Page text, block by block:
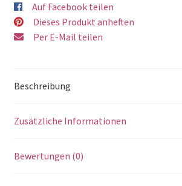
Auf Facebook teilen
Dieses Produkt anheften
Per E-Mail teilen
Beschreibung
Zusätzliche Informationen
Bewertungen (0)